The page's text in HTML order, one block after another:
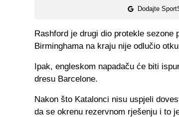
Dodajte
Rashford je drugi dio protekle sezone
Birminghama na kraju nije odlučio
Ipak, engleskom napadaču će biti
dresu Barcelone.
Nakon što Katalonci nisu uspjeli
da se okrenu rezervnom rješenju i to